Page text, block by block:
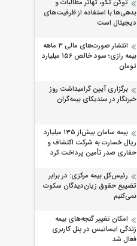
توکن تکو، تهاتر مطالبات و
بدهی‌ها با استفاده از ظرفیت‌های
دیجیتال است
انتشار صورت‌های مالی ۳ ماهه
بیمه رازی؛ سود خالص ۱۵۶ میلیارد
تومان
برگزاری آیین گرامیداشت روز
خبرنگار در سندیکای بیمه‌گران
بیمه سامان بیش‌از ۱۳۵ میلیارد
ریال خسارت به شرکت اکتشاف و
حفاری صدر تأمین پرداخت کرد
رئیس‌کل بیمه مرکزی: در برابر
تضییع حقوق زیان‌دیدگان سکوت
نمی‌کنیم
امکان تغییر گنجه‌های بیمه
زندگی ایساتیس در پنل کاربری
فعال شد